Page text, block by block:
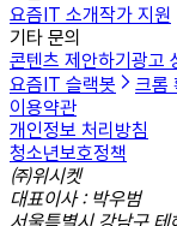
요즘IT 소개작가 지원
기타 문의
콘텐츠 제안하기광고
요즘IT 슬랙봇
크롬
이용약관
개인정보 처리방침
청소년보호정책
㈜위시켓
대표이사 : 박우범